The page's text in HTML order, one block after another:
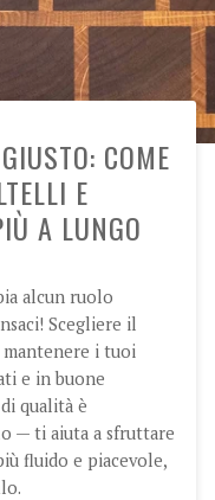
COME
E
A LUNGO
alcun ruolo
Scegliere il
i tuoi
e in buone
qualità è
— ti aiuta a sfruttare
fluido e piacevole,